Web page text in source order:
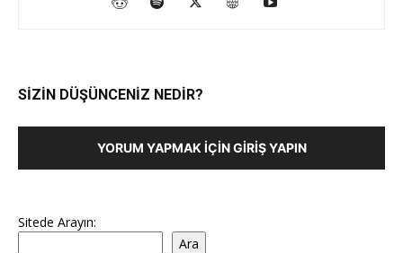
SİZİN DÜŞÜNCENİZ NEDİR?
YORUM YAPMAK İÇIN GIRIŞ YAPIN
Sitede Arayın:
Ara